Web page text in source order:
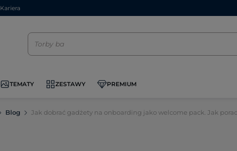
Kariera
TEMATY ZESTAWY PREMIUM
Blog Jak dobrać gadżety na onboarding jako welcome pack. Jak